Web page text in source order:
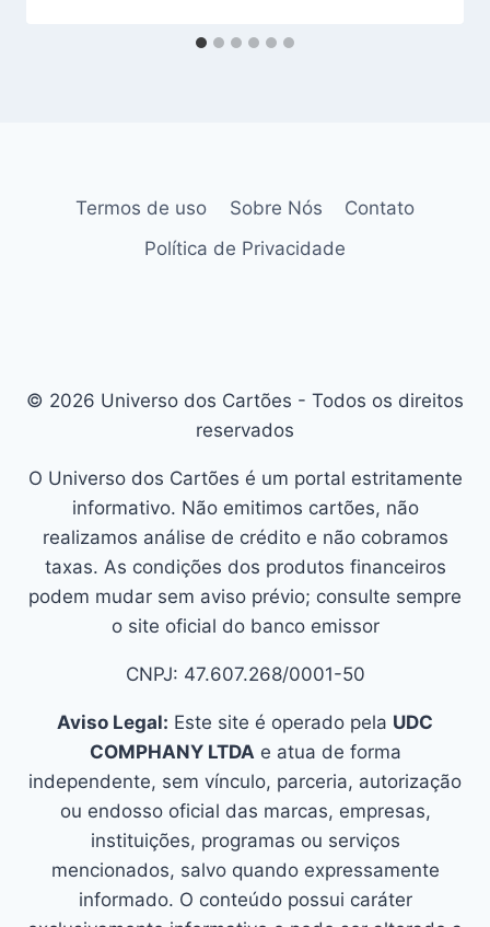
Termos de uso Sobre Nós
Contato
Política de Privacidade
© 2026 Universo dos Cartões - Todos os direitos
reservados
O Universo dos Cartões é um portal estritamente
informativo. Não emitimos cartões, não
realizamos análise de crédito e não cobramos
taxas. As condições dos produtos financeiros
podem mudar sem aviso prévio; consulte sempre
o site oficial do banco emissor
CNPJ: 47.607.268/0001-50
Aviso Legal: Este site é operado pela UDC
COMPHANY LTDAe atua de forma
independente, sem vínculo, parceria, autorização
ou endosso oficial das marcas, empresas,
instituições, programas ou serviços
mencionados, salvo quando expressamente
informado. O conteúdo possui caráter